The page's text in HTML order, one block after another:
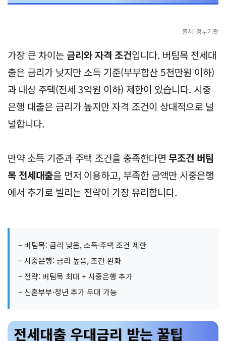
출처: 정부기관
가장 큰 차이는 금리와 자격 조건입니다. 버팀목 전세대
출은 금리가 낮지만 소득 기준(부부합산 5천만원 이하)
과 대상 주택(전세 3억원 이하) 제한이 있습니다. 시중
은행 대출은 금리가 높지만 자격 조건이 상대적으로 널
널합니다.
만약 소득 기준과 주택 조건을 충족한다면 무조건 버팀
목 전세대출을 먼저 이용하고, 부족한 금액만 시중은행
에서 추가로 빌리는 전략이 가장 유리합니다.
– 버팀목: 금리 낮음, 소득·주택 조건 제한
– 시중은행: 금리 높음, 조건 완화
– 전략: 버팀목 최대 + 시중은행 추가
– 신혼부부·청년 추가 우대 가능
전세대출 우대금리 받는 꿀팁